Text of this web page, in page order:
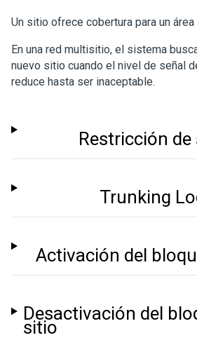
Un sitio ofrece cobertura para un
En una red multisitio, el sistema
nuevo sitio cuando el nivel de señal
reduce hasta ser inaceptable.
Restricción
Trunking
Activación del
Desactivación del
sitio